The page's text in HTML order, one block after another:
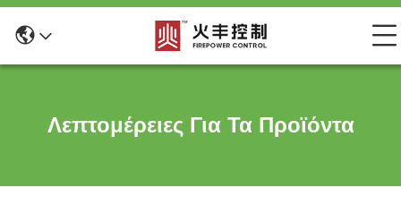
Λεπτομέρειες Για Τα Προϊόντα